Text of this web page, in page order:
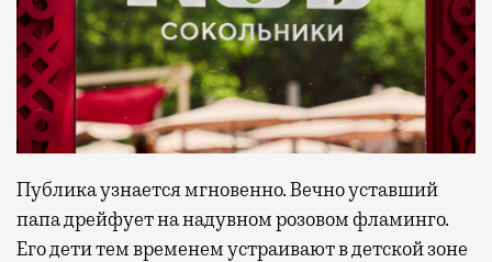
Публика узнается мгновенно. Вечно уставший
папа дрейфует на надувном розовом фламинго.
Его дети тем временем устраивают в детской зоне